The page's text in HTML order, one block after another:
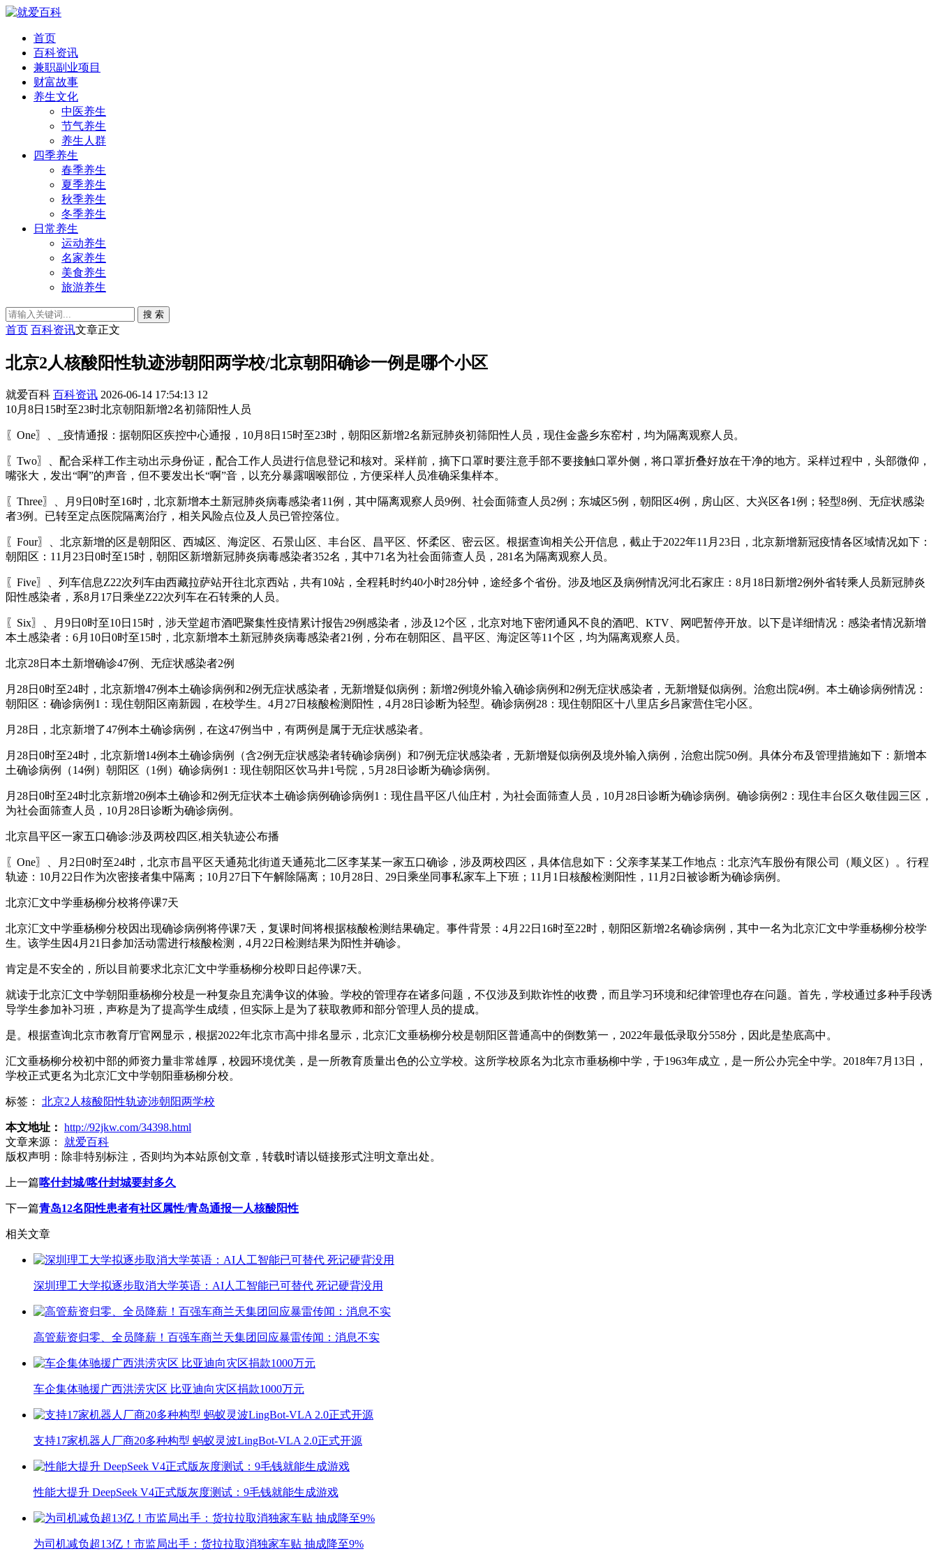
首页
百科资讯
兼职副业项目
财富故事
养生文化
中医养生
节气养生
养生人群
四季养生
春季养生
夏季养生
秋季养生
冬季养生
日常养生
运动养生
名家养生
美食养生
旅游养生
搜 索
首页 百科资讯文章正文
北京2人核酸阳性轨迹涉朝阳两学校/北京朝阳确诊一例是哪个小区
就爱百科 百科资讯 2026-06-14 17:54:13 12
10月8日15时至23时北京朝阳新增2名初筛阳性人员
〖One〗、_疫情通报：据朝阳区疾控中心通报，10月8日15时至23时，朝阳区新增2名新冠肺炎初筛阳性人员，现住金盏乡东窑村，均为隔离观察人员。
〖Two〗、配合采样工作主动出示身份证，配合工作人员进行信息登记和核对。采样前，摘下口罩时要注意手部不要接触口罩外侧，将口罩折叠好放在干净的地方。采样过程中，头部微仰，
嘴张大，发出“啊”的声音，但不要发出长“啊”音，以充分暴露咽喉部位，方便采样人员准确采集样本。
〖Three〗、月9日0时至16时，北京新增本土新冠肺炎病毒感染者11例，其中隔离观察人员9例、社会面筛查人员2例；东城区5例，朝阳区4例，房山区、大兴区各1例；轻型8例、无症状感染
者3例。已转至定点医院隔离治疗，相关风险点位及人员已管控落位。
〖Four〗、北京新增的区是朝阳区、西城区、海淀区、石景山区、丰台区、昌平区、怀柔区、密云区。根据查询相关公开信息，截止于2022年11月23日，北京新增新冠疫情各区域情况如下：
朝阳区：11月23日0时至15时，朝阳区新增新冠肺炎病毒感染者352名，其中71名为社会面筛查人员，281名为隔离观察人员。
〖Five〗、列车信息Z22次列车由西藏拉萨站开往北京西站，共有10站，全程耗时约40小时28分钟，途经多个省份。涉及地区及病例情况河北石家庄：8月18日新增2例外省转乘人员新冠肺炎
阳性感染者，系8月17日乘坐Z22次列车在石转乘的人员。
〖Six〗、月9日0时至10日15时，涉天堂超市酒吧聚集性疫情累计报告29例感染者，涉及12个区，北京对地下密闭通风不良的酒吧、KTV、网吧暂停开放。以下是详细情况：感染者情况新增
本土感染者：6月10日0时至15时，北京新增本土新冠肺炎病毒感染者21例，分布在朝阳区、昌平区、海淀区等11个区，均为隔离观察人员。
北京28日本土新增确诊47例、无症状感染者2例
月28日0时至24时，北京新增47例本土确诊病例和2例无症状感染者，无新增疑似病例；新增2例境外输入确诊病例和2例无症状感染者，无新增疑似病例。治愈出院4例。本土确诊病例情况：
朝阳区：确诊病例1：现住朝阳区南新园，在校学生。4月27日核酸检测阳性，4月28日诊断为轻型。确诊病例28：现住朝阳区十八里店乡吕家营住宅小区。
月28日，北京新增了47例本土确诊病例，在这47例当中，有两例是属于无症状感染者。
月28日0时至24时，北京新增14例本土确诊病例（含2例无症状感染者转确诊病例）和7例无症状感染者，无新增疑似病例及境外输入病例，治愈出院50例。具体分布及管理措施如下：新增本
土确诊病例（14例）朝阳区（1例）确诊病例1：现住朝阳区饮马井1号院，5月28日诊断为确诊病例。
月28日0时至24时北京新增20例本土确诊和2例无症状本土确诊病例确诊病例1：现住昌平区八仙庄村，为社会面筛查人员，10月28日诊断为确诊病例。确诊病例2：现住丰台区久敬佳园三区，
为社会面筛查人员，10月28日诊断为确诊病例。
北京昌平区一家五口确诊:涉及两校四区,相关轨迹公布播
〖One〗、月2日0时至24时，北京市昌平区天通苑北街道天通苑北二区李某某一家五口确诊，涉及两校四区，具体信息如下：父亲李某某工作地点：北京汽车股份有限公司（顺义区）。行程
轨迹：10月22日作为次密接者集中隔离；10月27日下午解除隔离；10月28日、29日乘坐同事私家车上下班；11月1日核酸检测阳性，11月2日被诊断为确诊病例。
北京汇文中学垂杨柳分校将停课7天
北京汇文中学垂杨柳分校因出现确诊病例将停课7天，复课时间将根据核酸检测结果确定。事件背景：4月22日16时至22时，朝阳区新增2名确诊病例，其中一名为北京汇文中学垂杨柳分校学
生。该学生因4月21日参加活动需进行核酸检测，4月22日检测结果为阳性并确诊。
肯定是不安全的，所以目前要求北京汇文中学垂杨柳分校即日起停课7天。
就读于北京汇文中学朝阳垂杨柳分校是一种复杂且充满争议的体验。学校的管理存在诸多问题，不仅涉及到欺诈性的收费，而且学习环境和纪律管理也存在问题。首先，学校通过多种手段诱
导学生参加补习班，声称是为了提高学生成绩，但实际上是为了获取教师和部分管理人员的提成。
是。根据查询北京市教育厅官网显示，根据2022年北京市高中排名显示，北京汇文垂杨柳分校是朝阳区普通高中的倒数第一，2022年最低录取分558分，因此是垫底高中。
汇文垂杨柳分校初中部的师资力量非常雄厚，校园环境优美，是一所教育质量出色的公立学校。这所学校原名为北京市垂杨柳中学，于1963年成立，是一所公办完全中学。2018年7月13日，
学校正式更名为北京汇文中学朝阳垂杨柳分校。
标签： 北京2人核酸阳性轨迹涉朝阳两学校
本文地址： http://92jkw.com/34398.html
文章来源：
就爱百科
版权声明： 除非特别标注，否则均为本站原创文章，转载时请以链接形式注明文章出处。
上一篇喀什封城/喀什封城要封多久
下一篇青岛12名阳性患者有社区属性/青岛通报一人核酸阳性
相关文章
深圳理工大学拟逐步取消大学英语：AI人工智能已可替代 死记硬背没用
高管薪资归零、全员降薪！百强车商兰天集团回应暴雷传闻：消息不实
车企集体驰援广西洪涝灾区 比亚迪向灾区捐款1000万元
支持17家机器人厂商20多种构型 蚂蚁灵波LingBot-VLA 2.0正式开源
性能大提升 DeepSeek V4正式版灰度测试：9毛钱就能生成游戏
为司机减负超13亿！市监局出手：货拉拉取消独家车贴 抽成降至9%